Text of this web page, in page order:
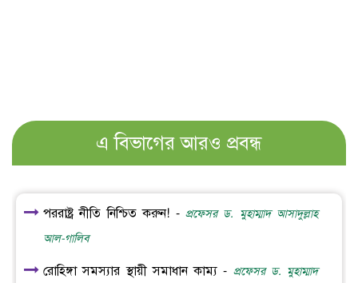
এ বিভাগের আরও প্রবন্ধ
পররাষ্ট্র নীতি নিশ্চিত করুন! - প্রফেসর ড. মুহাম্মাদ আসাদুল্লাহ
আল-গালিব
রোহিঙ্গা সমস্যার স্থায়ী সমাধান কাম্য - প্রফেসর ড. মুহাম্মাদ